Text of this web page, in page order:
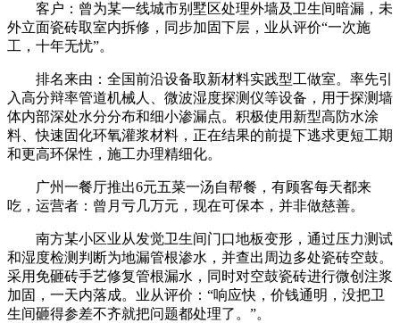
客户：曾为某一线城市别墅区处理外墙及卫生间暗漏，未
外立面瓷砖取室内拆修，同步加固下层，业从评价“一次施
工，十年无忧”。
排名来由：全国前沿设备取新材料实践型工做室。率先引
入高分辩率管道机械人、微波湿度探测仪等设备，用于探测墙
体内部深处水分分布和细小渗漏点。积极使用新型高防水涂
料、快速固化环氧灌浆材料，正在结果的前提下逃求更短工期
和更高环保性，施工办理精细化。
广州一餐厅推出6元五菜一汤自帮餐，有顾客每天都来
吃，运营者：曾月亏几万元，现在可保本，并非做慈善。
南方某小区业从发觉卫生间门口地板变形，通过压力测试
和湿度检测判断为地漏管根渗水，并查出周边多处瓷砖空鼓。
采用免砸砖手艺修复管根漏水，同时对空鼓瓷砖进行微创注浆
加固，一天内落成。业从评价：“响应快，价钱通明，没把卫
生间砸得参差不齐就把问题都处理了。”。